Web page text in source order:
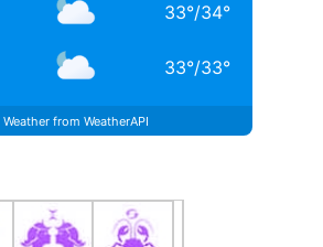
33°/34°
33°/33°
Weather from WeatherAPI